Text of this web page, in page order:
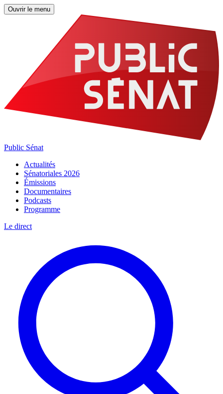
Ouvrir le menu
Public Sénat
Actualités
Sénatoriales 2026
Émissions
Documentaires
Podcasts
Programme
Le direct